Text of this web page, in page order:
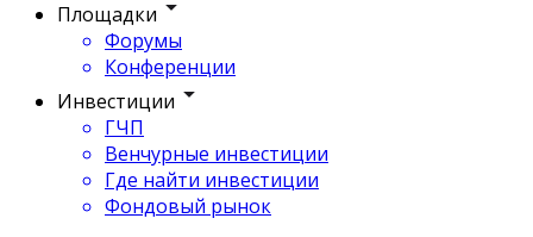
Площадки
Форумы
Конференции
Инвестиции
ГЧП
Венчурные инвестиции
Где найти инвестиции
Фондовый рынок